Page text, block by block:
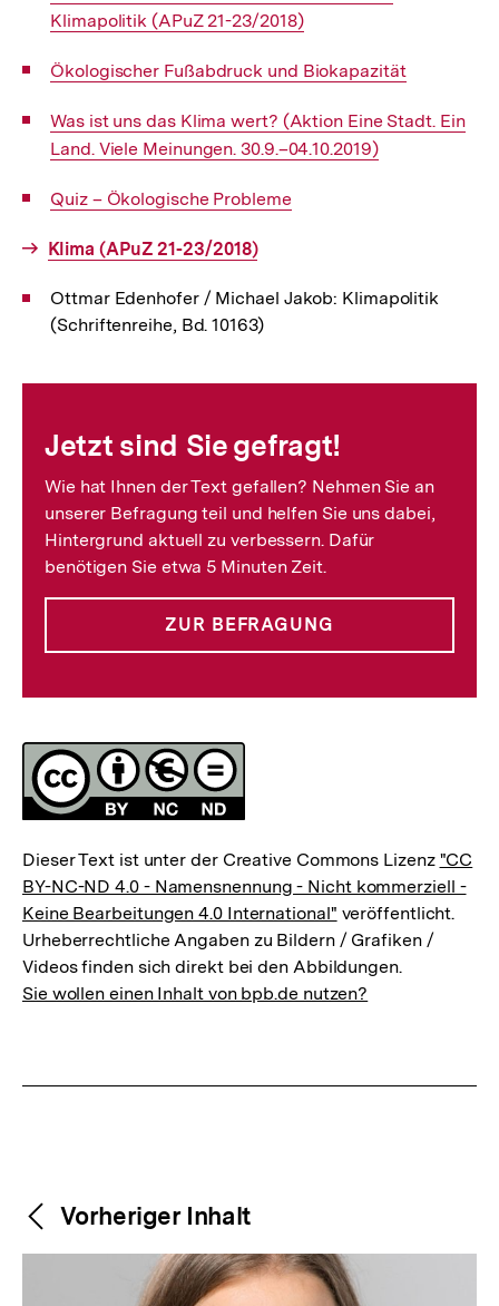
Klimapolitik (APuZ 21-23/2018)
Interner
Ökologischer Fußabdruck und Biokapazität
Interner
Link:
Was ist uns das Klima wert? (Aktion Eine Stadt. Ein
Land. Viele Meinungen. 30.9.–04.10.2019)
Interner
Quiz – Ökologische Probleme
Interner
Klima (APuZ 21-23/2018)
Ottmar Edenhofer / Michael Jakob: Klimapolitik
(Schriftenreihe, Bd. 10163)
Jetzt sind Sie gefragt!
Wie hat Ihnen der Text gefallen? Nehmen Sie an
unserer Befragung teil und helfen Sie uns dabei,
Hintergrund aktuell zu verbessern. Dafür
benötigen Sie etwa 5 Minuten Zeit.
ZUR BEFRAGUNG
Lizenz
Dieser Text ist unter der Creative Commons Lizenz "CC
BY-NC-ND 4.0 - Namensnennung - Nicht kommerziell -
Keine Bearbeitungen 4.0 International" veröffentlicht.
Urheberrechtliche Angaben zu Bildern / Grafiken /
Videos finden sich direkt bei den Abbildungen.
Sie wollen einen Inhalt von bpb.de nutzen?
Weitere
Inhalte
Content-
Navigation
Vorheriger Inhalt